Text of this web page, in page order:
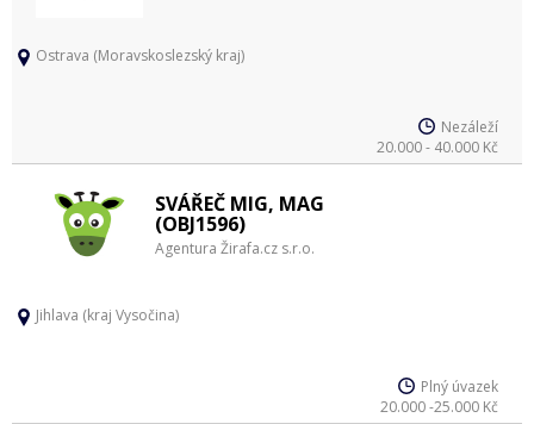
Ostrava (Moravskoslezský kraj)
Nezáleží
20.000 - 40.000 Kč
SVÁŘEČ MIG, MAG
(OBJ1596)
Agentura Žirafa.cz s.r.o.
Jihlava (kraj Vysočina)
Plný úvazek
20.000 -25.000 Kč